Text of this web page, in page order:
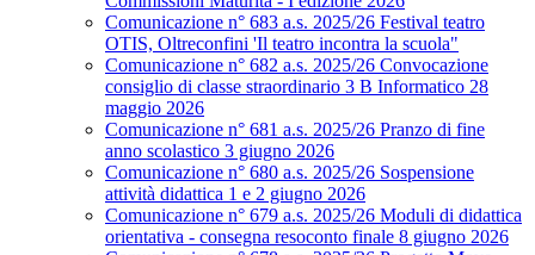
Comunicazione n° 683 a.s. 2025/26 Festival teatro
OTIS, Oltreconfini 'Il teatro incontra la scuola"
Comunicazione n° 682 a.s. 2025/26 Convocazione
consiglio di classe straordinario 3 B Informatico 28
maggio 2026
Comunicazione n° 681 a.s. 2025/26 Pranzo di fine
anno scolastico 3 giugno 2026
Comunicazione n° 680 a.s. 2025/26 Sospensione
attività didattica 1 e 2 giugno 2026
Comunicazione n° 679 a.s. 2025/26 Moduli di didattica
orientativa - consegna resoconto finale 8 giugno 2026